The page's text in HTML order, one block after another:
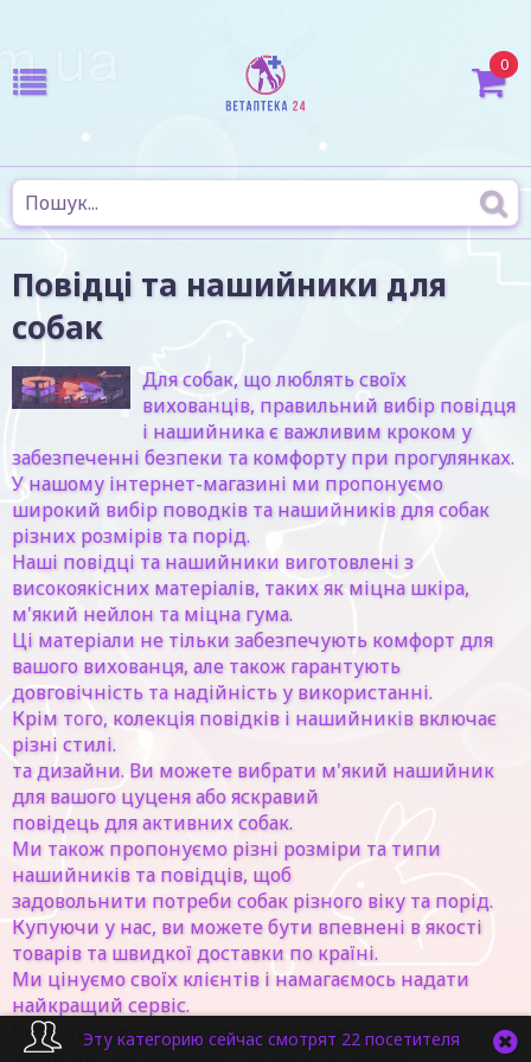
0
Повідці та нашийники для
собак
Для собак, що люблять своїх
вихованців, правильний вибір повідця
і нашийника є важливим кроком у
забезпеченні безпеки та комфорту при прогулянках.
У нашому інтернет-магазині ми пропонуємо
широкий вибір поводків та нашийників для собак
різних розмірів та порід.
Наші повідці та нашийники виготовлені з
високоякісних матеріалів, таких як міцна шкіра,
м'який нейлон та міцна гума.
Ці матеріали не тільки забезпечують комфорт для
вашого вихованця, але також гарантують
довговічність та надійність у використанні.
Крім того, колекція повідків і нашийників включає
різні стилі.
та дизайни. Ви можете вибрати м'який нашийник
для вашого цуценя або яскравий
повідець для активних собак.
Ми також пропонуємо різні розміри та типи
нашийників та повідців, щоб
задовольнити потреби собак різного віку та порід.
Купуючи у нас, ви можете бути впевнені в якості
товарів та швидкої доставки по країні.
Ми цінуємо своїх клієнтів і намагаємось надати
найкращий сервіс.
Виберіть наш інтернет-магазин для покупки
Эту категорию сейчас смотрят 22 посетителя